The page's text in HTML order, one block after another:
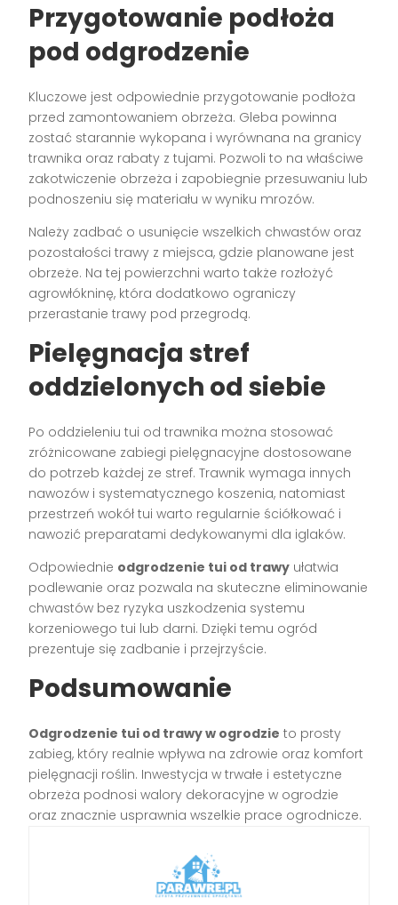
Przygotowanie podłoża
pod odgrodzenie
Kluczowe jest odpowiednie przygotowanie podłoża
przed zamontowaniem obrzeża. Gleba powinna
zostać starannie wykopana i wyrównana na granicy
trawnika oraz rabaty z tujami. Pozwoli to na właściwe
zakotwiczenie obrzeża i zapobiegnie przesuwaniu lub
podnoszeniu się materiału w wyniku mrozów.
Należy zadbać o usunięcie wszelkich chwastów oraz
pozostałości trawy z miejsca, gdzie planowane jest
obrzeże. Na tej powierzchni warto także rozłożyć
agrowłókninę, która dodatkowo ograniczy
przerastanie trawy pod przegrodą.
Pielęgnacja stref
oddzielonych od siebie
Po oddzieleniu tui od trawnika można stosować
zróżnicowane zabiegi pielęgnacyjne dostosowane
do potrzeb każdej ze stref. Trawnik wymaga innych
nawozów i systematycznego koszenia, natomiast
przestrzeń wokół tui warto regularnie ściółkować i
nawozić preparatami dedykowanymi dla iglaków.
Odpowiednie odgrodzenie tui od trawy ułatwia
podlewanie oraz pozwala na skuteczne eliminowanie
chwastów bez ryzyka uszkodzenia systemu
korzeniowego tui lub darni. Dzięki temu ogród
prezentuje się zadbanie i przejrzyście.
Podsumowanie
Odgrodzenie tui od trawy w ogrodzie to prosty
zabieg, który realnie wpływa na zdrowie oraz komfort
pielęgnacji roślin. Inwestycja w trwałe i estetyczne
obrzeża podnosi walory dekoracyjne w ogrodzie
oraz znacznie usprawnia wszelkie prace ogrodnicze.